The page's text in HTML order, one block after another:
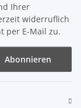
Ihrer
widerruflich
per E-Mail zu.
Abonnieren